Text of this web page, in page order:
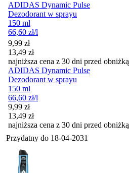
ADIDAS Dynamic Pulse
Dezodorant w sprayu
150 ml
66,60 zł/l
Cena promocyjna
9,99 zł
13,49 zł
najniższa cena z 30 dni przed obniżką
ADIDAS Dynamic Pulse
Dezodorant w sprayu
150 ml
66,60 zł/l
Cena promocyjna
9,99 zł
13,49 zł
najniższa cena z 30 dni przed obniżką
Przydatny do 18-04-2031